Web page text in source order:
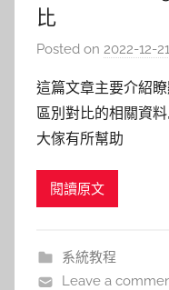
比
Posted on 2022-12-21
這篇文章主要介紹
區別對比的相關資
大傢有所幫助
閱讀原文
系統教程
Leave a